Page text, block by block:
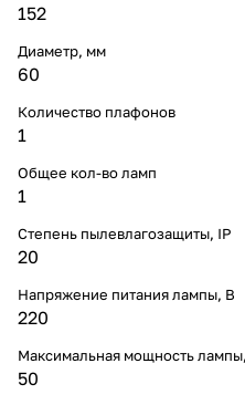
152
Диаметр, мм
60
Количество плафонов
1
Общее кол-во ламп
1
Степень пылевлагозащиты, IP
20
Напряжение питания лампы, В
220
Максимальная мощность
50